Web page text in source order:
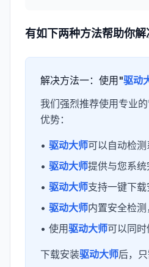
有如下两种方法帮助你解
解决方法一：使用"驱动
我们强烈推荐使用专业
优势：
• 驱动大师可以自动检
• 驱动大师提供与您系
• 驱动大师支持一键下
• 驱动大师内置安全检
• 使用驱动大师可以同
下载安装驱动大师后，